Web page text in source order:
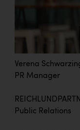
Verena
PR Manager
Public Relations